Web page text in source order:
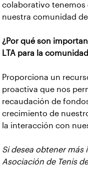
colaborativo tenemos
nuestra comunidad
¿Por qué son
LTA para la
Proporciona un
proactiva que nos
recaudación de
crecimiento de
la interacción con
Si desea obtener
Asociación de Tenis